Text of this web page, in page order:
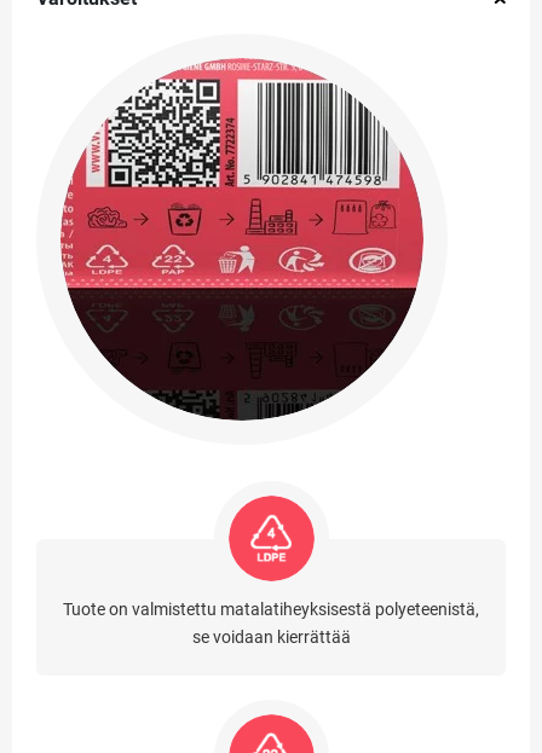
Tuote on valmistettu matalatiheyksisestä polyeteenistä,
se voidaan kierrättää